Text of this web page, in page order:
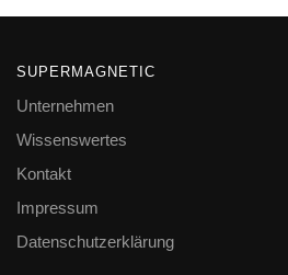
SUPERMAGNETIC
Unternehmen
Wissenswertes
Kontakt
Impressum
Datenschutzerklärung